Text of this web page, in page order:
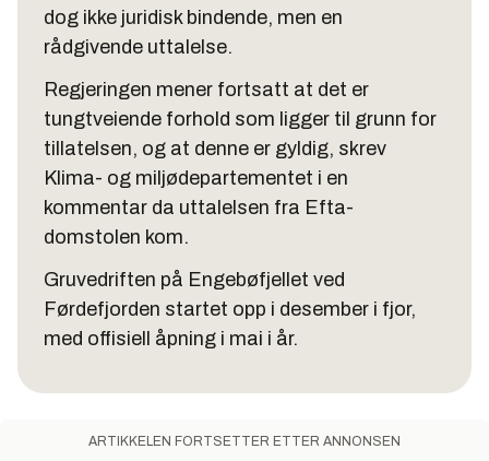
dog ikke juridisk bindende, men en
rådgivende uttalelse.
Regjeringen mener fortsatt at det er
tungtveiende forhold som ligger til grunn for
tillatelsen, og at denne er gyldig, skrev
Klima- og miljødepartementet i en
kommentar da uttalelsen fra Efta-
domstolen kom.
Gruvedriften på Engebøfjellet ved
Førdefjorden startet opp i desember i fjor,
med offisiell åpning i mai i år.
ARTIKKELEN FORTSETTER ETTER ANNONSEN